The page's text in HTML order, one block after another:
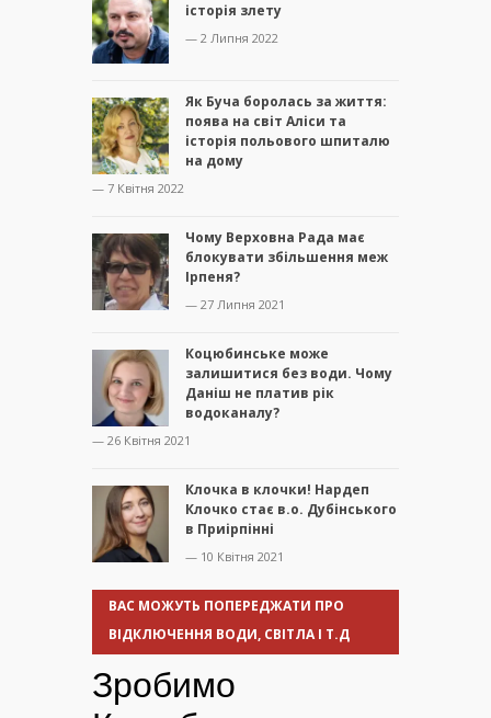
історія злету
— 2 Липня 2022
Як Буча боролась за життя:
поява на світ Аліси та
історія польового шпиталю
на дому
— 7 Квітня 2022
Чому Верховна Рада має
блокувати збільшення меж
Ірпеня?
— 27 Липня 2021
Коцюбинське може
залишитися без води. Чому
Даніш не платив рік
водоканалу?
— 26 Квітня 2021
Клочка в клочки! Нардеп
Клочко стає в.о. Дубінського
в Приірпінні
— 10 Квітня 2021
ВАС МОЖУТЬ ПОПЕРЕДЖАТИ ПРО
ВІДКЛЮЧЕННЯ ВОДИ, СВІТЛА І Т.Д